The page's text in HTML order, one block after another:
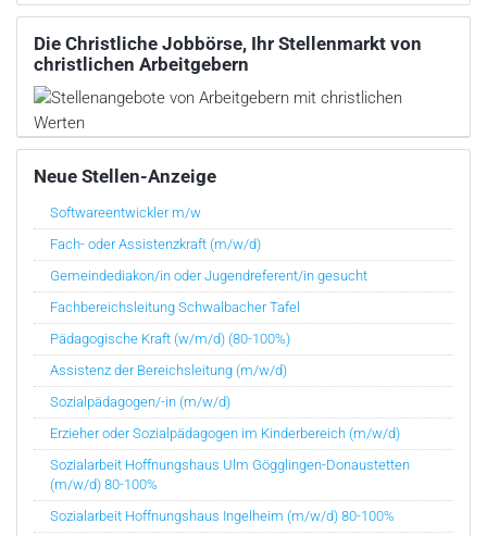
Die Christliche Jobbörse, Ihr Stellenmarkt von
christlichen Arbeitgebern
Neue Stellen-Anzeige
Softwareentwickler m/w
Fach- oder Assistenzkraft (m/w/d)
Gemeindediakon/in oder Jugendreferent/in gesucht
Fachbereichsleitung Schwalbacher Tafel
Pädagogische Kraft (w/m/d) (80-100%)
Assistenz der Bereichsleitung (m/w/d)
Sozialpädagogen/-in (m/w/d)
Erzieher oder Sozialpädagogen im Kinderbereich (m/w/d)
Sozialarbeit Hoffnungshaus Ulm Gögglingen-Donaustetten
(m/w/d) 80-100%
Sozialarbeit Hoffnungshaus Ingelheim (m/w/d) 80-100%